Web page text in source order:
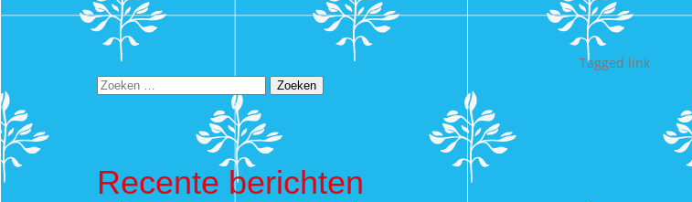
Tagged link
Zoeken
Recente berichten